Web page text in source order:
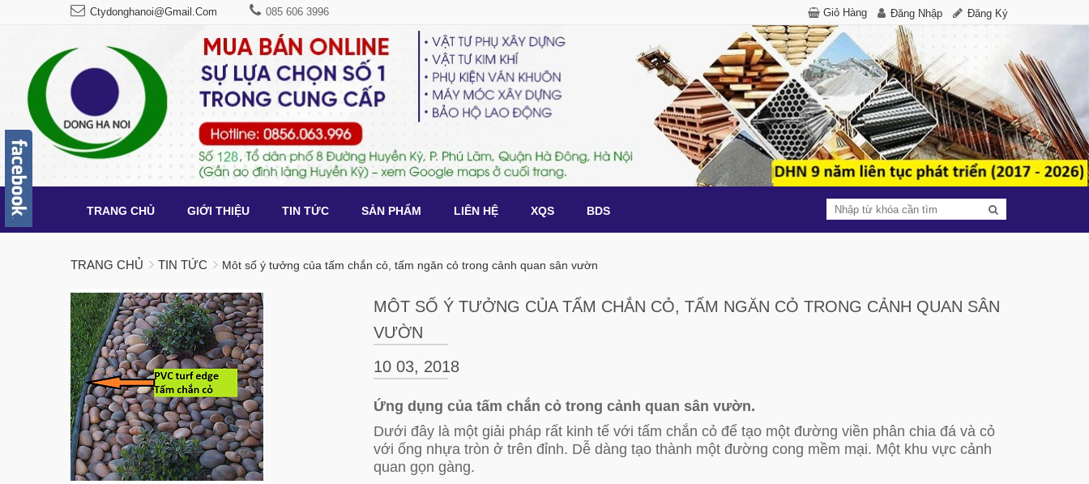
Ctydonghanoi@gmail.com 085 606 3996 Giỏ Hàng Đăng Nhập Đăng Ký
TRANG CHỦ GIỚI THIỆU TIN TỨC SẢN PHẨM LIÊN HỆ XQS BDS
TRANG CHỦ TIN TỨC Môt số ý tưởng của tấm chắn cỏ, tấm ngăn cỏ trong cảnh quan sân vườn
MÔT SỐ Ý TƯỞNG CỦA TẤM CHẮN CỎ, TẤM NGĂN CỎ TRONG CẢNH QUAN SÂN
VƯỜN
10 03, 2018
Ứng dụng của tấm chắn cỏ trong cảnh quan sân vườn.
Dưới đây là một giải pháp rất kinh tế với tấm chắn cỏ để tạo một đường viền phân chia đá và cỏ
với ống nhựa tròn ở trên đỉnh. Dễ dàng tạo thành một đường cong mềm mại. Một khu vực cảnh
quan gọn gàng.